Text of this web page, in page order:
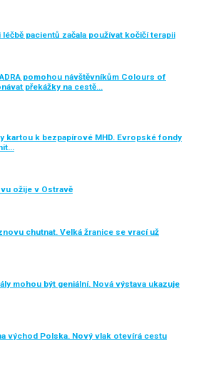
léčbě pacientů začala používat kočičí terapii
pomohou návštěvníkům Colours of
překážky na cestě…
kartou k bezpapírové MHD. Evropské fondy
ožije v Ostravě
chutnat. Velká žranice se vrací už
mohou být geniální. Nová výstava ukazuje
východ Polska. Nový vlak otevírá cestu